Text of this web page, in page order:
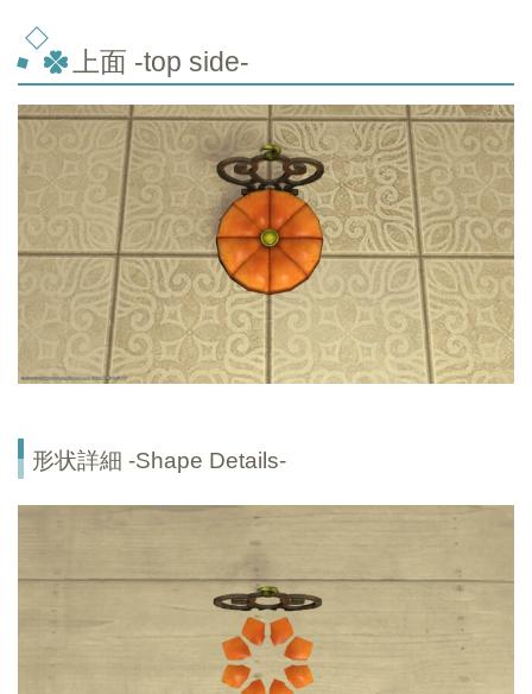
上面 -top side-
形状詳細 -Shape Details-